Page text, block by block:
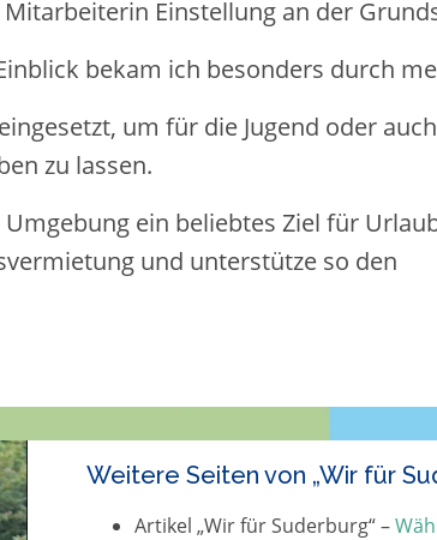
Einstellung an der
bekam ich besonders durch
um für die Jugend oder
zu lassen.
ein beliebtes Ziel für
und unterstütze so den
Weitere Seiten von „Wir für
Artikel „Wir für Suderburg“ –